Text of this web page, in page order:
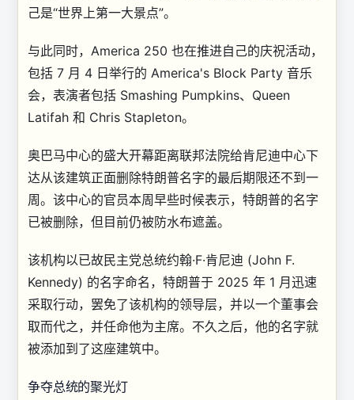
己是“世界上第一大景点”。
与此同时，America 250 也在推进自己的庆祝活动，
包括 7 月 4 日举行的 America's Block Party 音乐
会，表演者包括 Smashing Pumpkins、Queen
Latifah 和 Chris Stapleton。
奥巴马中心的盛大开幕距离联邦法院给肯尼迪中心下
达从该建筑正面删除特朗普名字的最后期限还不到一
周。该中心的官员本周早些时候表示，特朗普的名字
已被删除，但目前仍被防水布遮盖。
该机构以已故民主党总统约翰·F·肯尼迪 (John F.
Kennedy) 的名字命名，特朗普于 2025 年 1 月迅速
采取行动，罢免了该机构的领导层，并以一个董事会
取而代之，并任命他为主席。不久之后，他的名字就
被添加到了这座建筑中。
争夺总统的聚光灯